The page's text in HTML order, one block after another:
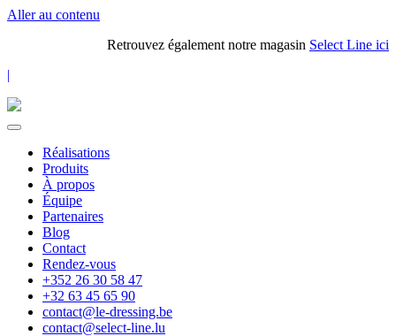
Aller au contenu
Retrouvez également notre magasin Select Line ici
|
Réalisations
Produits
À propos
Équipe
Partenaires
Blog
Contact
Rendez-vous
+352 26 30 58 47
+32 63 45 65 90
contact@le-dressing.be
contact@select-line.lu